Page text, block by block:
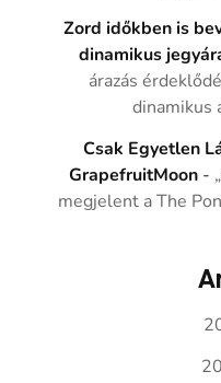
Zord időkben is
dinamikus
árazás
dinamikus
Csak Egyetlen
GrapefruitMoon -
megjelent a The